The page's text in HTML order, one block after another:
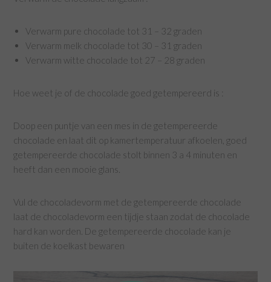
Verwarm pure chocolade tot 31 – 32 graden
Verwarm melk chocolade tot 30 – 31 graden
Verwarm witte chocolade tot 27 – 28 graden
Hoe weet je of de chocolade goed getempereerd is :
Doop een puntje van een mes in de getempereerde
chocolade en laat dit op kamertemperatuur afkoelen, goed
getempereerde chocolade stolt binnen 3 a 4 minuten en
heeft dan een mooie glans.
Vul de chocoladevorm met de getempereerde chocolade
laat de chocoladevorm een tijdje staan zodat de chocolade
hard kan worden. De getempereerde chocolade kan je
buiten de koelkast bewaren